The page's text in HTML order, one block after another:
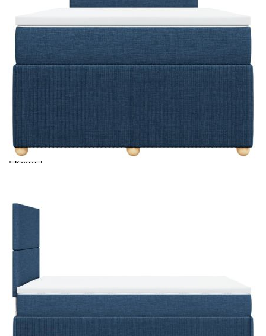
Купи на изплащане
Credit calculator
Боксспринг легло с матрак, синьо, 120x190 см, плат
Please select credit institution
Цена на продукта:
Extraction of information from credit institutions
Предоставената таблица е с информационна цел.
Добавете продукта в количката си с бутона "Добави в
количката" и при поръчка ще можете да изберете броя
Acest tabel are caracter informativ. Adăugați produsul în
coșul de cumpărături unde veți putea selecta detaliile
cererii de creditare.
вноски на кредита.
количката" и при поръчка ще можете да изберете броя
Предоставената таблица е с информационна цел.
Добавете продукта в количката си с бутона "Добави в
количката" и при поръчка ще можете да изберете броя
вноски на кредита.